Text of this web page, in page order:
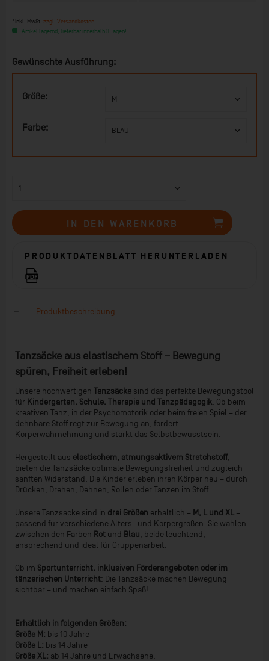
*inkl. MwSt. zzgl. Versandkosten
Artikel lagernd, lieferbar innerhalb 3 Tagen!
Gewünschte Ausführung:
Größe:
Farbe:
IN DEN WARENKORB
PRODUKTDATENBLATT HERUNTERLADEN
Produktbeschreibung
Tanzsäcke aus elastischem Stoff – Bewegung
spüren, Freiheit erleben!
Unsere hochwertigen Tanzsäcke sind das perfekte Bewegungstool
für Kindergarten, Schule, Therapie und Tanzpädagogik. Ob beim
kreativen Tanz, in der Psychomotorik oder beim freien Spiel – der
dehnbare Stoff regt zur Bewegung an, fördert
Körperwahrnehmung und stärkt das Selbstbewusstsein.
Hergestellt aus elastischem, atmungsaktivem Stretchstoff,
bieten die Tanzsäcke optimale Bewegungsfreiheit und zugleich
sanften Widerstand. Die Kinder erleben ihren Körper neu – durch
Drücken, Drehen, Dehnen, Rollen oder Tanzen im Stoff.
Unsere Tanzsäcke sind in drei Größen erhältlich – M, L und XL –
passend für verschiedene Alters- und Körpergrößen. Sie wählen
zwischen den Farben Rot und Blau, beide leuchtend,
ansprechend und ideal für Gruppenarbeit.
Ob im Sportunterricht, inklusiven Förderangeboten oder im
tänzerischen Unterricht: Die Tanzsäcke machen Bewegung
sichtbar – und machen einfach Spaß!
Erhältlich in folgenden Größen:
Größe M: bis 10 Jahre
Größe L: bis 14 Jahre
Größe XL: ab 14 Jahre und Erwachsene.